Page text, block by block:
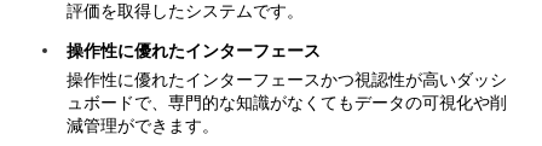
評価を取得したシステムです。
操作性に優れたインターフェース
操作性に優れたインターフェースかつ視認性が高いダッシ
ュボードで、専門的な知識がなくてもデータの可視化や削
減管理ができます。